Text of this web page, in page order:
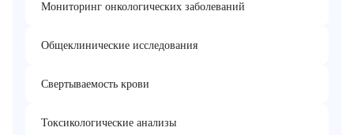
Мониторинг онкологических заболеваний
Общеклинические исследования
Свертываемость крови
Токсикологические анализы